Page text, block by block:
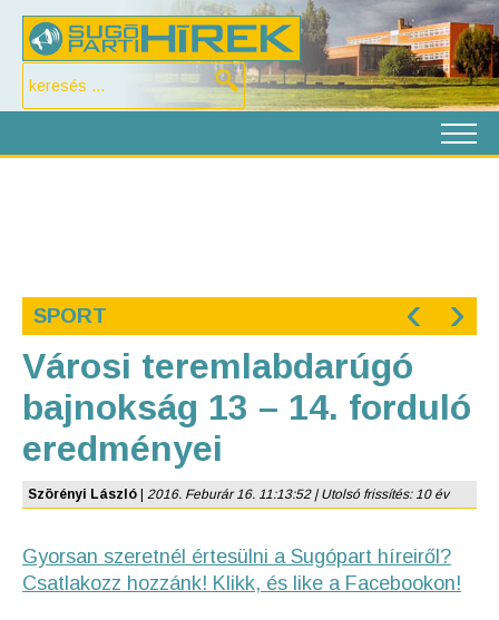
SPORT ‹ ›
Városi teremlabdarúgó
bajnokság 13 – 14. forduló
eredményei
Szörényi László 2016. Feburár 16. 11:13:52 | Utolsó frissítés: 10 év
Gyorsan szeretnél értesülni a Sugópart híreiről?
Csatlakozz hozzánk! Klikk, és like a Facebookon!